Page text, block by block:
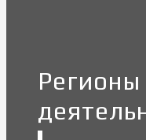
Регионы